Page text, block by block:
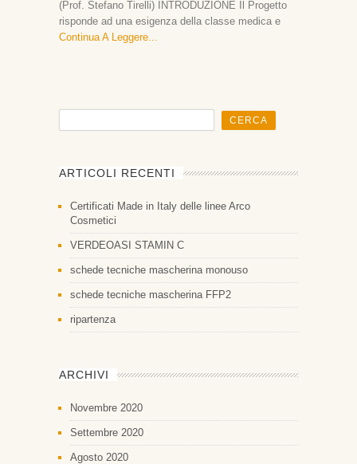
(Prof. Stefano Tirelli) INTRODUZIONE Il Progetto
risponde ad una esigenza della classe medica e
Continua A Leggere
ARTICOLI RECENTI
Certificati Made in Italy delle linee Arco
Cosmetici
VERDEOASI STAMIN C
schede tecniche mascherina monouso
schede tecniche mascherina FFP2
ripartenza
ARCHIVI
Novembre 2020
Settembre 2020
Agosto 2020